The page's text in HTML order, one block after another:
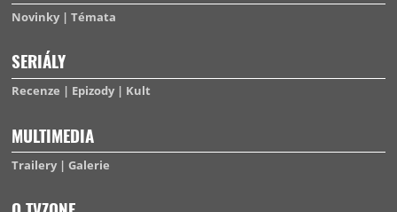
Novinky Témata
SERIÁLY
Recenze Epizody Kult
MULTIMEDIA
Trailery Galerie